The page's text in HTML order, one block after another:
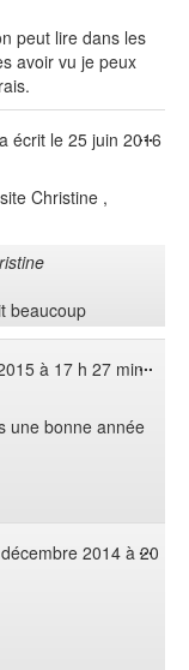
peut lire dans les
avoir vu je peux
a écrit le 25 juin 2016
Christine ,
beaucoup
...
à 17 h 27 min
une bonne année
...
2014 à 20
...